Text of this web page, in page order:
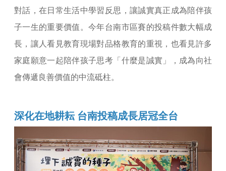
對話，在日常生活中學習反思，讓誠實真正成為陪伴孩
子一生的重要價值。今年台南市區賽的投稿件數大幅成
長，讓人看見教育現場對品格教育的重視，也看見許多
家庭願意一起陪伴孩子思考「什麼是誠實」，成為向社
會傳遞良善價值的中流砥柱。
深化在地耕耘 台南投稿成長居冠全台